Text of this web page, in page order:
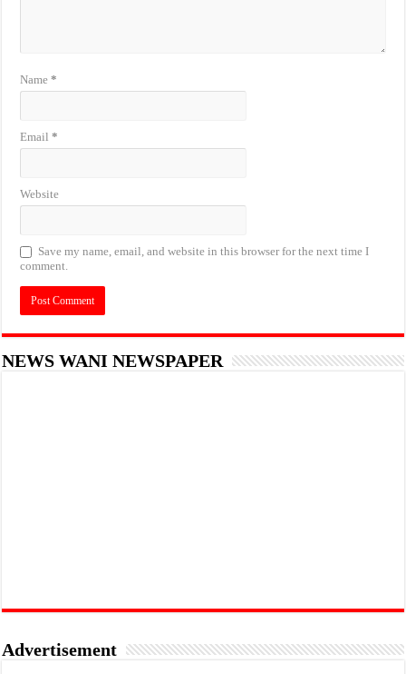
Name*
Email*
Website
Save my name, email, and website in this browser for the next time I
comment.
NEWS WANI NEWSPAPER
Advertisement